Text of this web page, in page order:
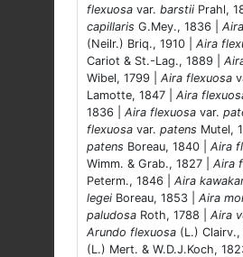
flexuosa var. barstii Prahl,
capillaris G.Mey., 1836 |
(Neilr.) Briq., 1910 | Aira
Cariot & St.-Lag., 1889 |
Wibel, 1799 | Aira flexuosa
Lamotte, 1847 | Aira
1836 | Aira flexuosa var.
flexuosa var. patens Mutel,
patens Boreau, 1840 | Aira
Wimm. & Grab., 1827 | Aira
Peterm., 1846 | Aira
legei Boreau, 1853 | Aira
paludosa Roth, 1788 | Aira
Arundo flexuosa (L.) Clairv.,
(L.) Mert. & W.D.J.Koch,